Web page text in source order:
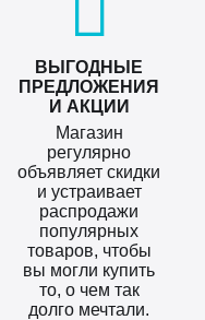
ВЫГОДНЫЕ
ПРЕДЛОЖЕНИЯ
И АКЦИИ
Магазин
регулярно
объявляет скидки
и устраивает
распродажи
популярных
товаров, чтобы
вы могли купить
то, о чем так
долго мечтали.